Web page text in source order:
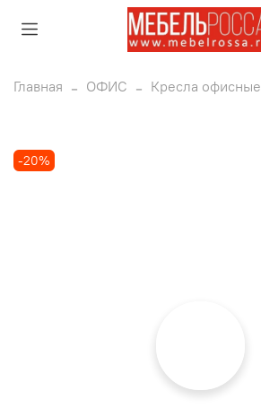
Главная ОФИС Кресла офисные
-20%